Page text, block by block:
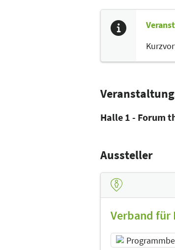
Halle 1 - Forum
Aussteller
Verband für